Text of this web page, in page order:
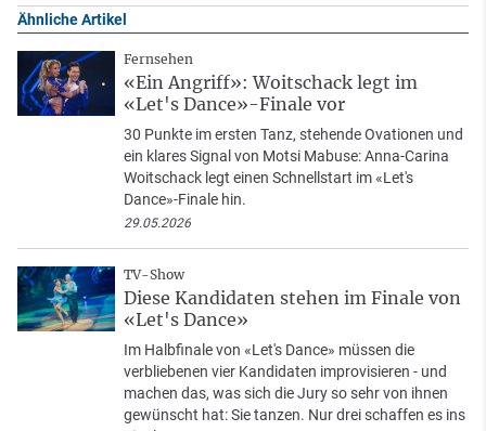
Ähnliche Artikel
Fernsehen
«Ein Angriff»: Woitschack legt im
«Let's Dance»-Finale vor
30 Punkte im ersten Tanz, stehende Ovationen und
ein klares Signal von Motsi Mabuse: Anna-Carina
Woitschack legt einen Schnellstart im «Let's
Dance»-Finale hin.
29.05.2026
TV-Show
Diese Kandidaten stehen im Finale von
«Let's Dance»
Im Halbfinale von «Let's Dance» müssen die
verbliebenen vier Kandidaten improvisieren - und
machen das, was sich die Jury so sehr von ihnen
gewünscht hat: Sie tanzen. Nur drei schaffen es ins